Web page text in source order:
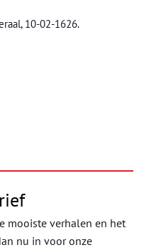
10-02-1626.
mooiste verhalen en het
nu in voor onze